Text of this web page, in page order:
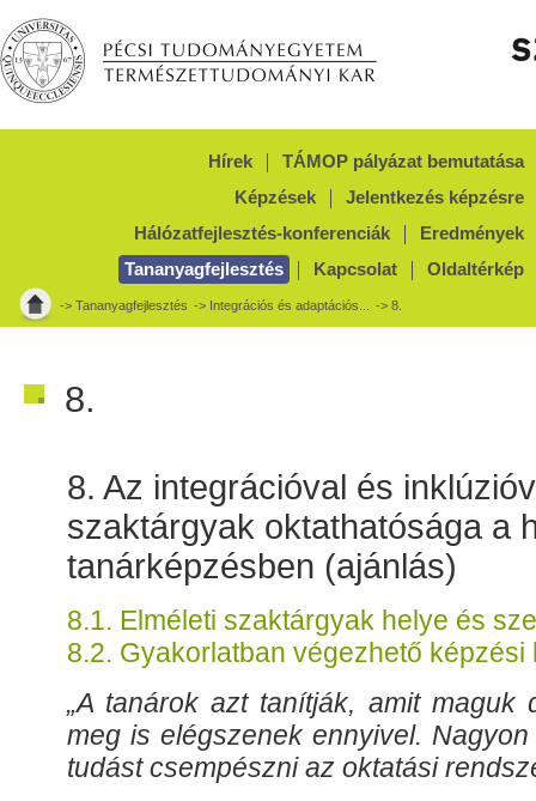
Hírek
TÁMOP pályázat bemutatása
Képzések
Jelentkezés képzésre
Hálózatfejlesztés-konferenciák
Eredmények
Tananyagfejlesztés
Kapcsolat Oldaltérkép
-> Tananyagfejlesztés -> Integrációs és adaptációs... -> 8.
8.
8. Az integrációval és
szaktárgyak oktathatósága a
tanárképzésben (ajánlás)
8.1. Elméleti szaktárgyak helye és
8.2. Gyakorlatban végezhető képzési
„A tanárok azt tanítják, amit maguk
meg is elégszenek ennyivel.
tudást csempészni az oktatási